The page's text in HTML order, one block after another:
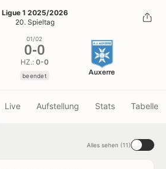
0-0
beendet
Ligue 1 2025/2026
20. Spieltag
01/02
0-0
HZ.: 0-0
beendet Auxerre
Live Aufstellung Stats Tabelle
Alles sehen (11)